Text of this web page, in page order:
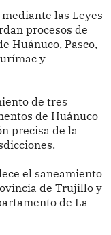
las Leyes
procesos de
Huánuco, Pasco,
y
de tres
de Huánuco
precisa de la
el saneamiento
de Trujillo y
de La